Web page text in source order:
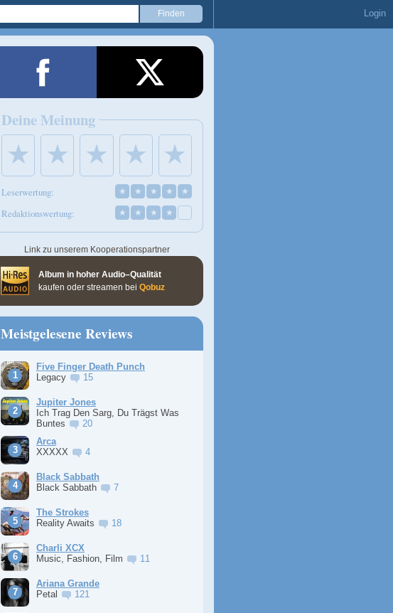
Login
Deine Meinung
★ ★ ★ ★ ★
Leserwertung: ★ ★ ★ ★ ★
Redaktionswertung: ★ ★ ★ ★
Link zu unserem Kooperationspartner
Album in hoher Audio–Qualität
kaufen oder streamen bei Qobuz
Meistgelesene Reviews
Five Finger Death Punch
Legacy
15
Jupiter Jones
Ich Trag Den Sarg, Du Trägst Was
Buntes
20
Arca
XXXXX
4
Black Sabbath
Black Sabbath
7
The Strokes
Reality Awaits
18
Charli XCX
Music, Fashion, Film
11
Ariana Grande
Petal
121